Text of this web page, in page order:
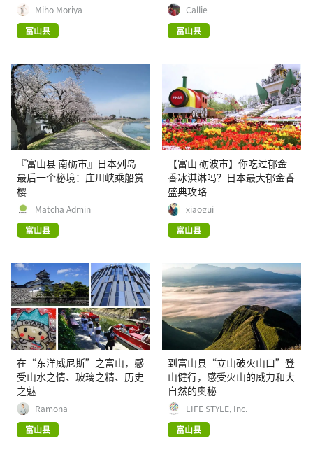
Miho Moriya
富山县
Callie
富山县
『富山县 南砺市』日本列岛
最后一个秘境：庄川峡乘船赏
樱
Matcha Admin
富山县
【富山 砺波市】你吃过郁金
香冰淇淋吗？日本最大郁金香
盛典攻略
xiaogui
富山县
在“东洋威尼斯”之富山，感
受山水之情、玻璃之精、历史
之魅
Ramona
富山县
到富山县“立山破火山口”登
山健行，感受火山的威力和大
自然的奥秘
LIFE STYLE, Inc.
富山县